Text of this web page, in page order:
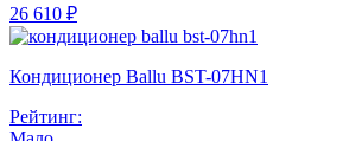
26 610 ₽
Кондиционер Ballu BST-07HN1
Рейтинг: